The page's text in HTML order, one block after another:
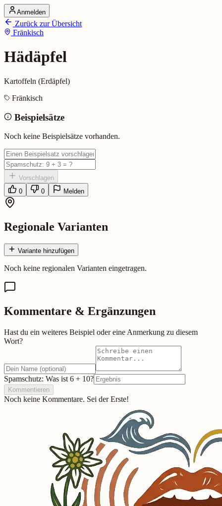
Startseite
Alle Dialekte
Dialekte vergleichen
Dialekt-Karte
Ranking
Hädäpfel (Fränkisch)
Bedeutung: Kartoffeln (Erdäpfel)
Eingereicht von: Mundwerk Team
Anmelden
Zurück zur Übersicht
Fränkisch
Hädäpfel
Kartoffeln (Erdäpfel)
Fränkisch
Beispielsätze
Noch keine Beispielsätze vorhanden.
Vorschlagen
0
0 Melden
Regionale Varianten
Variante hinzufügen
Noch keine regionalen Varianten eingetragen.
Kommentare & Ergänzungen
Hast du ein weiteres Beispiel oder eine Anmerkung zu diesem
Wort?
Spamschutz: Was ist 6 + 10?
Kommentieren
Noch keine Kommentare. Sei der Erste!